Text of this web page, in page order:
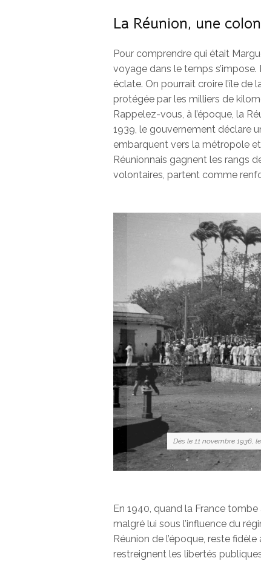
La Réunion, une
Pour comprendre qui était
voyage dans le temps s’impose.
éclate. On pourrait croire l’île de
protégée par les milliers de
Rappelez-vous, à l’époque, la
1939, le gouvernement déclare
embarquent vers la métropole
Réunionnais gagnent les rangs
volontaires, partent comme
Dès le 11 novembre 1936,
En 1940, quand la France
malgré lui sous l’influence du
Réunion de l’époque, reste
restreignent les libertés